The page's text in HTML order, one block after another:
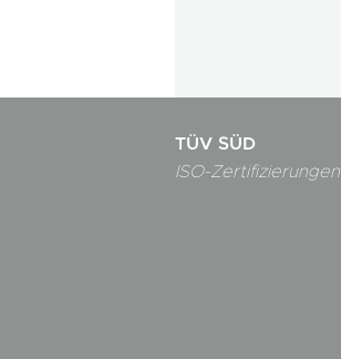
TÜV SÜD
ISO-Zertifizierungen